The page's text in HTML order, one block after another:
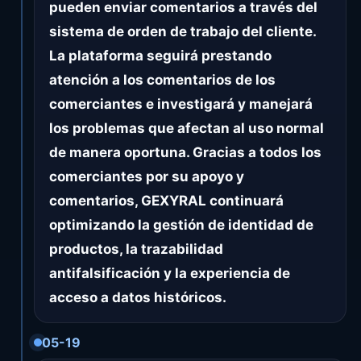
pueden enviar comentarios a través del
sistema de orden de trabajo del cliente.
La plataforma seguirá prestando
atención a los comentarios de los
comerciantes e investigará y manejará
los problemas que afectan al uso normal
de manera oportuna. Gracias a todos los
comerciantes por su apoyo y
comentarios, GEXYRAL continuará
optimizando la gestión de identidad de
productos, la trazabilidad
antifalsificación y la experiencia de
acceso a datos históricos.
05-19